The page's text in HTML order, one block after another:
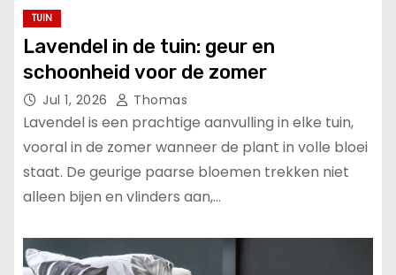
TUIN
Lavendel in de tuin: geur en
schoonheid voor de zomer
Jul 1, 2026 Thomas
Lavendel is een prachtige aanvulling in elke tuin,
vooral in de zomer wanneer de plant in volle bloei
staat. De geurige paarse bloemen trekken niet
alleen bijen en vlinders aan,…